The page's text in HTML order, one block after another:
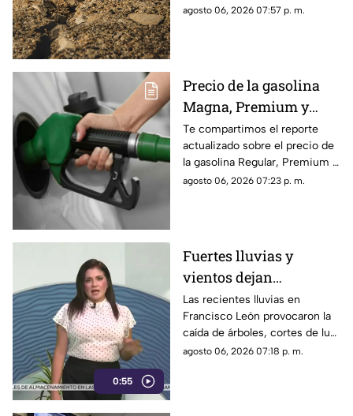
contamos todos los detalles
agosto 06, 2026 07:57 p. m.
Precio de la gasolina
Magna, Premium y
Diésel en Chiapas:
costo por municipio
este viernes 7 de agosto
Te compartimos el reporte
actualizado sobre el precio de
la gasolina Regular, Premium y
Diésel en las estaciones de
agosto 06, 2026 07:23 p. m.
0:55
Fuertes lluvias y
vientos dejan
viviendas dañadas en
Francisco León,
Chiapas
Las recientes lluvias en
Francisco León provocaron la
caída de árboles, cortes de luz
y daños en casas de la
agosto 06, 2026 07:18 p. m.